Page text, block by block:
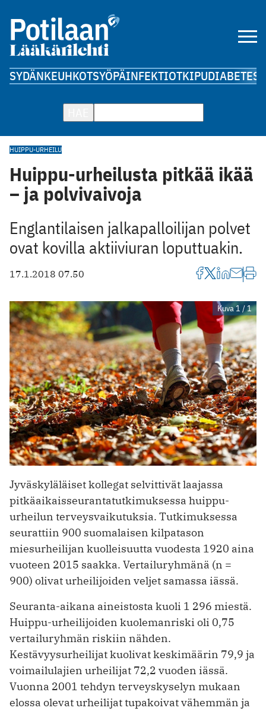
SYDÄNKEUHKOTSYÖPÄINFEKTIOTKIPUDIABETES
HUIPPU-URHEILU
Huippu-urheilusta pitkää ikää
– ja polvivaivoja
Englantilaisen jalkapalloilijan polvet
ovat kovilla aktiiviuran loputtuakin.
17.1.2018 07.50
Kuva 1 / 1
Jyväskyläläiset kollegat selvittivät laajassa
pitkäaikaisseurantatutkimuksessa huippu-
urheilun terveysvaikutuksia. Tutkimuksessa
seurattiin 900 suomalaisen kilpatason
miesurheilijan kuolleisuutta vuodesta 1920 aina
vuoteen 2015 saakka. Vertailuryhmänä (n =
900) olivat urheilijoiden veljet samassa iässä.
Seuranta-aikana aineistosta kuoli 1 296 miestä.
Huippu-urheilijoiden kuolemanriski oli 0,75
vertailuryhmän riskiin nähden.
Kestävyysurheilijat kuolivat keskimäärin 79,9 ja
voimailulajien urheilijat 72,2 vuoden iässä.
Vuonna 2001 tehdyn terveyskyselyn mukaan
elossa olevat urheilijat tupakoivat vähemmän ja